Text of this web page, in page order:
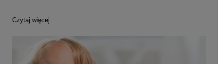
Czytaj więcej